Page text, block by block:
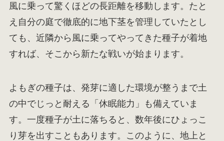
風に乗って驚くほどの長距離を移動します。たと
え自分の庭で徹底的に地下茎を管理していたとし
ても、近隣から風に乗ってやってきた種子が着地
すれば、そこから新たな戦いが始まります。
よもぎの種子は、発芽に適した環境が整うまで土
の中でじっと耐える「休眠能力」も備えていま
す。一度種子が土に落ちると、数年後にひょっこ
り芽を出すこともあります。このように、地上と